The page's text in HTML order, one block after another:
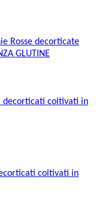
Rosse decorticate
GLUTINE
coltivati in